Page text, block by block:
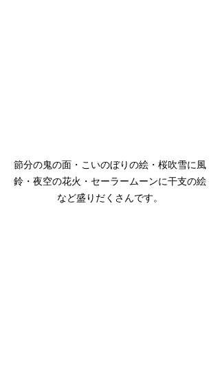
節分の鬼の面・こいのぼりの絵・桜吹雪に風
鈴・夜空の花火・セーラームーンに干支の絵
など盛りだくさんです。